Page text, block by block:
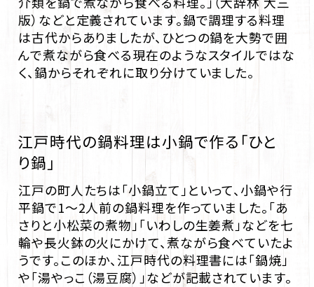
版）などと定義されています。鍋で調理する料理
は古代からありましたが、ひとつの鍋を大勢で囲
んで煮ながら食べる現在のようなスタイルではな
く、鍋からそれぞれに取り分けていました。
江戸時代の鍋料理は小鍋で作る「ひと
り鍋」
江戸の町人たちは「小鍋立て」といって、小鍋や行
平鍋で1～2人前の鍋料理を作っていました。「あ
さりと小松菜の煮物」「いわしの生姜煮」などを七
輪や長火鉢の火にかけて、煮ながら食べていたよ
うです。このほか、江戸時代の料理書には「鍋焼」
や「湯やっこ（湯豆腐）」などが記載されています。